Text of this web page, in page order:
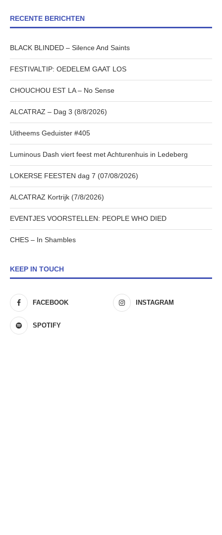
RECENTE BERICHTEN
BLACK BLINDED – Silence And Saints
FESTIVALTIP: OEDELEM GAAT LOS
CHOUCHOU EST LA – No Sense
ALCATRAZ – Dag 3 (8/8/2026)
Uitheems Geduister #405
Luminous Dash viert feest met Achturenhuis in Ledeberg
LOKERSE FEESTEN dag 7 (07/08/2026)
ALCATRAZ Kortrijk (7/8/2026)
EVENTJES VOORSTELLEN: PEOPLE WHO DIED
CHES – In Shambles
KEEP IN TOUCH
FACEBOOK INSTAGRAM
SPOTIFY